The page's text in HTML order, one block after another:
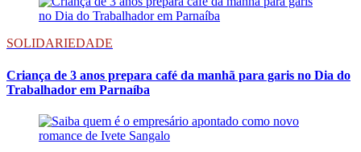
SOLIDARIEDADE
Criança de 3 anos prepara café da manhã para garis no Dia do
Trabalhador em Parnaíba